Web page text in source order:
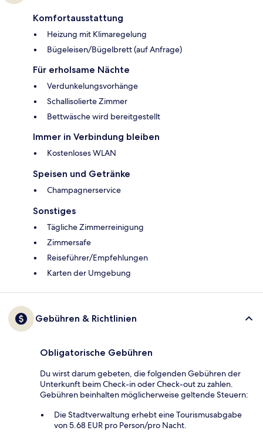
Komfortausstattung
Heizung mit Klimaregelung
Bügeleisen/Bügelbrett (auf Anfrage)
Für erholsame Nächte
Verdunkelungsvorhänge
Schallisolierte Zimmer
Bettwäsche wird bereitgestellt
Immer in Verbindung bleiben
Kostenloses WLAN
Speisen und Getränke
Champagnerservice
Sonstiges
Tägliche Zimmerreinigung
Zimmersafe
Reiseführer/Empfehlungen
Karten der Umgebung
Gebühren & Richtlinien
Obligatorische Gebühren
Du wirst darum gebeten, die folgenden Gebühren der
Unterkunft beim Check-in oder Check-out zu zahlen.
Gebühren beinhalten möglicherweise geltende Steuern:
Die Stadtverwaltung erhebt eine Tourismusabgabe
von 5.68 EUR pro Person/pro Nacht.